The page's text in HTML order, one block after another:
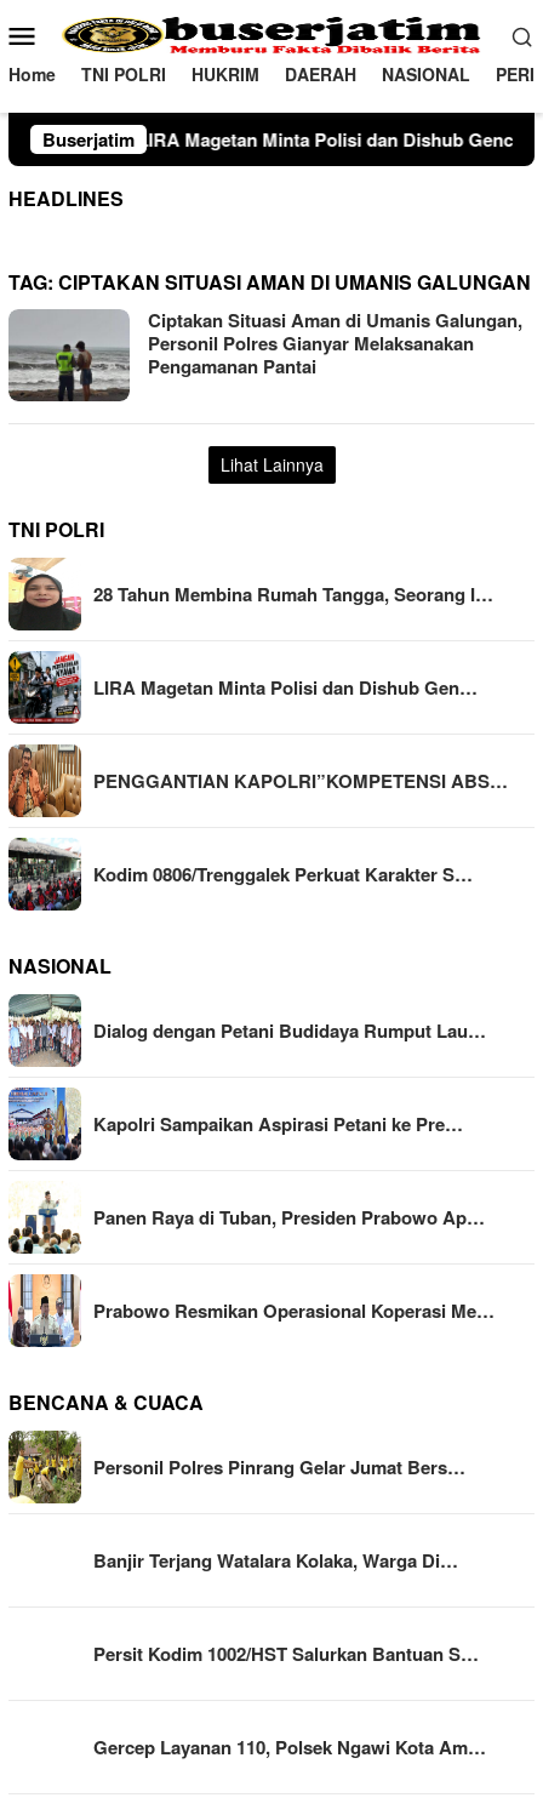
ke
konten
Menu
Mobile
Home TNI POLRI HUKRIM DAERAH NASIONAL
Buserjatim
Minta Polisi dan Dishub Gencarkan Sosialisasi Edukasi
HEADLINES
TAG: CIPTAKAN SITUASI AMAN DI UMANIS GALUNGAN
Ciptakan Situasi Aman di Umanis Galungan,
Personil Polres Gianyar Melaksanakan
Pengamanan Pantai
Lihat Lainnya
TNI POLRI
28 Tahun Membina Rumah Tangga, Seorang I…
LIRA Magetan Minta Polisi dan Dishub Gen…
PENGGANTIAN KAPOLRI”KOMPETENSI ABS…
Kodim 0806/Trenggalek Perkuat Karakter S…
NASIONAL
Dialog dengan Petani Budidaya Rumput Lau…
Kapolri Sampaikan Aspirasi Petani ke Pre…
Panen Raya di Tuban, Presiden Prabowo Ap…
Prabowo Resmikan Operasional Koperasi Me…
BENCANA & CUACA
Personil Polres Pinrang Gelar Jumat Bers…
Banjir Terjang Watalara Kolaka, Warga Di…
Persit Kodim 1002/HST Salurkan Bantuan S…
Gercep Layanan 110, Polsek Ngawi Kota Am…